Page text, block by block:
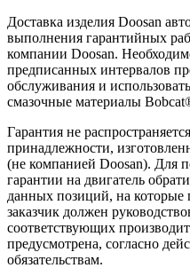
Доставка изделия Doosan
выполнения гарантийных
компании Doosan.
предписанных интервалов
обслуживания и
смазочные материалы
Гарантия не
принадлежности,
(не компанией Doosan). Для
гарантии на двигатель
данных позиций, на которые
заказчик должен
соответствующих
предусмотрена, согласно
обязательствам.